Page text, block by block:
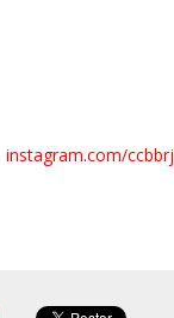
instagram.com/ccbbrj